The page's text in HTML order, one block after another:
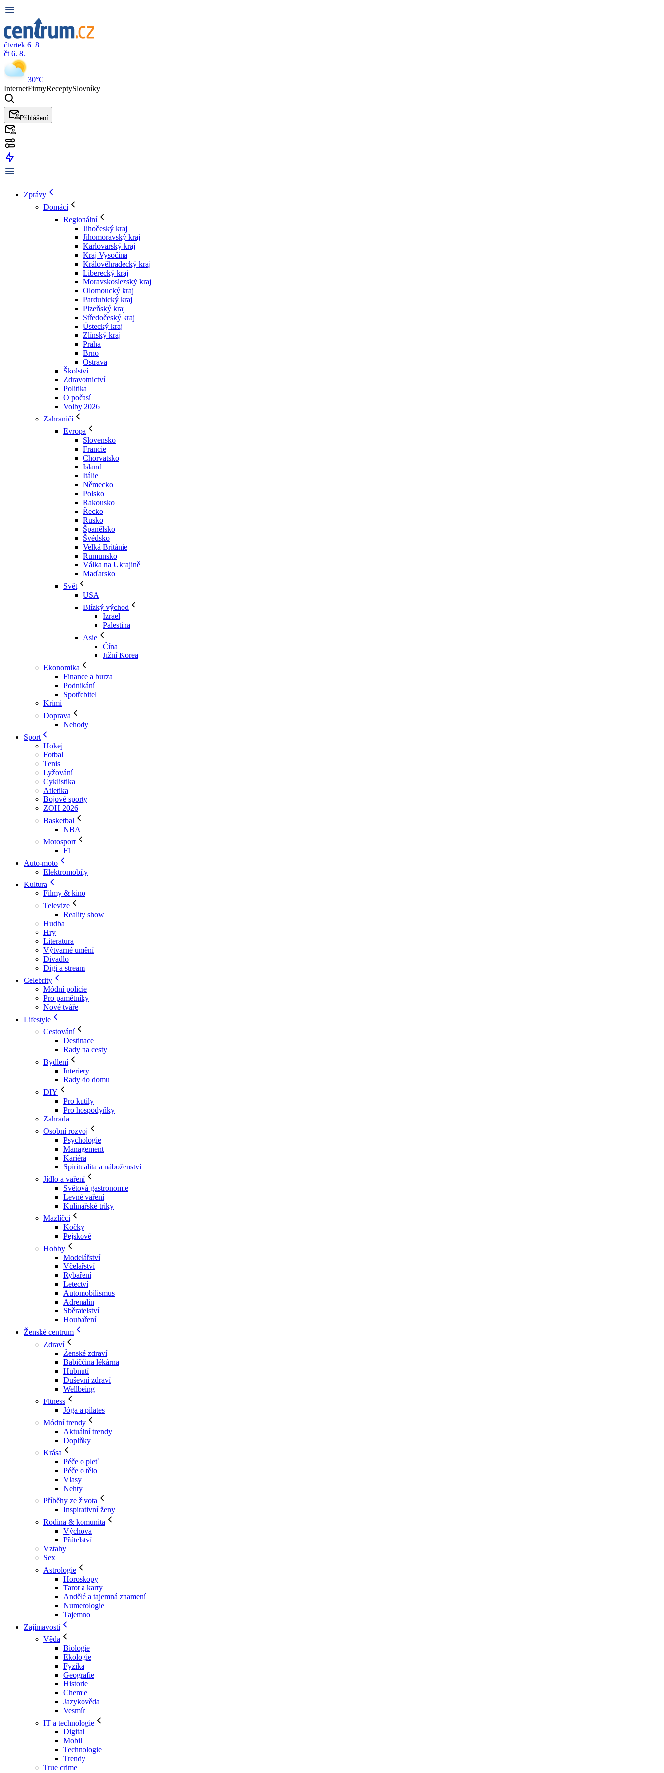
čtvrtek 6. 8.
čt 6. 8.
30°C
InternetFirmyReceptySlovníky
Přihlášení
Zprávy
Domácí
Regionální
Jihočeský kraj
Jihomoravský kraj
Karlovarský kraj
Kraj Vysočina
Králověhradecký kraj
Liberecký kraj
Moravskoslezský kraj
Olomoucký kraj
Pardubický kraj
Plzeňský kraj
Středočeský kraj
Ústecký kraj
Zlínský kraj
Praha
Brno
Ostrava
Školství
Zdravotnictví
Politika
O počasí
Volby 2026
Zahraničí
Evropa
Slovensko
Francie
Chorvatsko
Island
Itálie
Německo
Polsko
Rakousko
Řecko
Rusko
Španělsko
Švédsko
Velká Británie
Rumunsko
Válka na Ukrajině
Maďarsko
Svět
USA
Blízký východ
Izrael
Palestina
Asie
Čína
Jižní Korea
Ekonomika
Finance a burza
Podnikání
Spotřebitel
Krimi
Doprava
Nehody
Sport
Hokej
Fotbal
Tenis
Lyžování
Cyklistika
Atletika
Bojové sporty
ZOH 2026
Basketbal
NBA
Motosport
F1
Auto-moto
Elektromobily
Kultura
Filmy & kino
Televize
Reality show
Hudba
Hry
Literatura
Výtvarné umění
Divadlo
Digi a stream
Celebrity
Módní policie
Pro pamětníky
Nové tváře
Lifestyle
Cestování
Destinace
Rady na cesty
Bydlení
Interiery
Rady do domu
DIY
Pro kutily
Pro hospodyňky
Zahrada
Osobní rozvoj
Psychologie
Management
Kariéra
Spiritualita a náboženství
Jídlo a vaření
Světová gastronomie
Levné vaření
Kulinářské triky
Mazlíčci
Kočky
Pejskové
Hobby
Modelářství
Včelařství
Rybaření
Letectví
Automobilismus
Adrenalin
Sběratelství
Houbaření
Ženské centrum
Zdraví
Ženské zdraví
Babiččina lékárna
Hubnutí
Duševní zdraví
Wellbeing
Fitness
Jóga a pilates
Módní trendy
Aktuální trendy
Doplňky
Krása
Péče o pleť
Péče o tělo
Vlasy
Nehty
Příběhy ze života
Inspirativní ženy
Rodina & komunita
Výchova
Přátelství
Vztahy
Sex
Astrologie
Horoskopy
Tarot a karty
Andělé a tajemná znamení
Numerologie
Tajemno
Zajímavosti
Věda
Biologie
Ekologie
Fyzika
Geografie
Historie
Chemie
Jazykověda
Vesmír
IT a technologie
Digital
Mobil
Technologie
Trendy
True crime